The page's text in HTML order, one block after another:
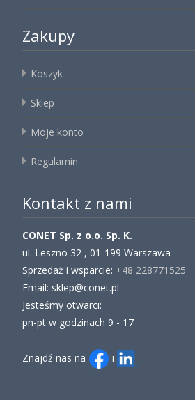
Zakupy
Koszyk
Sklep
Moje konto
Regulamin
Kontakt z nami
CONET Sp. z o.o. Sp. K.
ul. Leszno 32 , 01-199 Warszawa
Sprzedaż i wsparcie: +48 228771525
Email: sklep@conet.pl
Jesteśmy otwarci:
pn-pt w godzinach 9 - 17
Znajdź nas na i